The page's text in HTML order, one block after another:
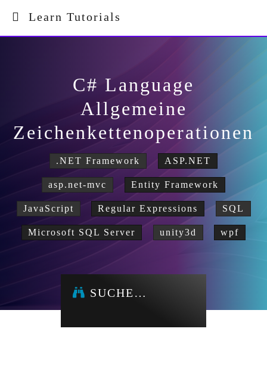
Learn Tutorials
C# Language
Allgemeine
Zeichenkettenoperationen
.NET Framework ASP.NET
asp.net-mvc Entity Framework
JavaScript Regular Expressions SQL
Microsoft SQL Server unity3d wpf
SUCHE…